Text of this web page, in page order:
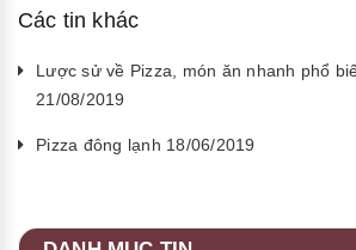
Các tin khác
Lược sử về Pizza, món ăn nhanh phổ
21/08/2019
Pizza đông lạnh 18/06/2019